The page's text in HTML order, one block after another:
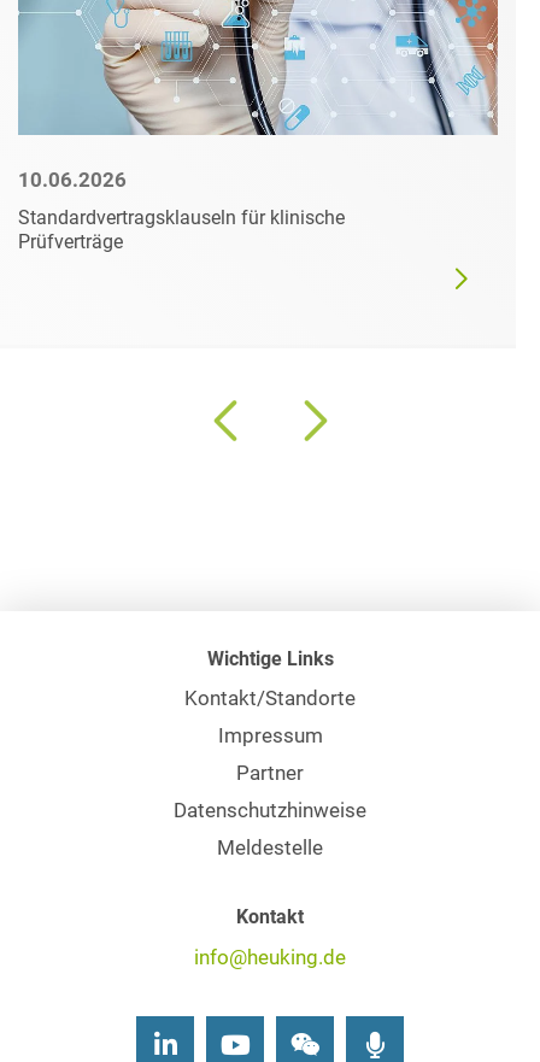
10.06.2026
Standardvertragsklauseln für klinische
Prüfverträge
Wichtige Links
Kontakt/Standorte
Impressum
Partner
Datenschutzhinweise
Meldestelle
Kontakt
info@heuking.de